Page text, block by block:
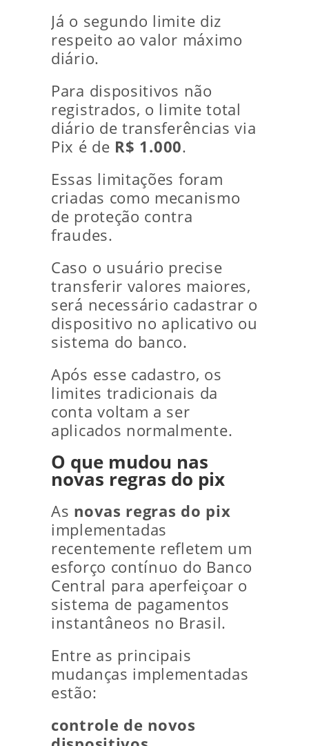
Já o segundo limite diz
respeito ao valor máximo
diário.
Para dispositivos não
registrados, o limite total
diário de transferências via
Pix é de R$ 1.000.
Essas limitações foram
criadas como mecanismo
de proteção contra
fraudes.
Caso o usuário precise
transferir valores maiores,
será necessário cadastrar o
dispositivo no aplicativo ou
sistema do banco.
Após esse cadastro, os
limites tradicionais da
conta voltam a ser
aplicados normalmente.
O que mudou nas
novas regras do pix
As novas regras do pix
implementadas
recentemente refletem um
esforço contínuo do Banco
Central para aperfeiçoar o
sistema de pagamentos
instantâneos no Brasil.
Entre as principais
mudanças implementadas
estão:
controle de novos